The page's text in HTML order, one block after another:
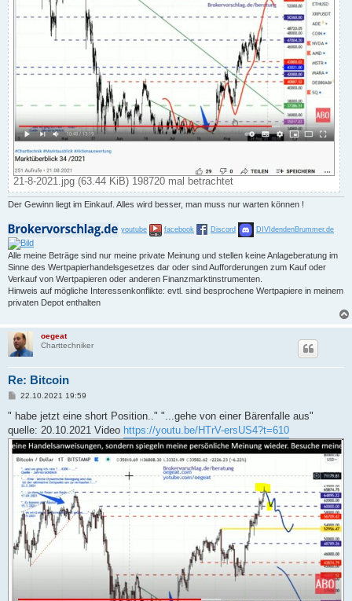
21-8-2021.jpg (63.44 KiB) 198720 mal betrachtet
Der Gewinn liegt im Einkauf. Alles wird besser, man muss nur warten können !
youtube facebook Discord DIVIdendenBrummer.de
Alle meine Beträge sind nur meine private Meinung und stellen keine Anlageberatung im
Sinne des Wertpapierhandelsgesetzes dar oder sind Aufforderungen zum Kauf oder
Verkauf von Wertpapieren oder anderen Finanzmarktinstrumenten.
Hinweis auf mögliche Interessenkonflikte: evtl. sind besprochene Wertpapiere in meinem
privaten Depot enthalten
oegeat
Charttechniker
Re: Bitcoin
B
i
r
a
g
22.10.2021 19:59
" habe jetzt eine short Position.." "...gehe von einer Bärenfalle aus"
quelle: 20.10.2021 Video https://youtu.be/HTrV-ersUS4?t=610